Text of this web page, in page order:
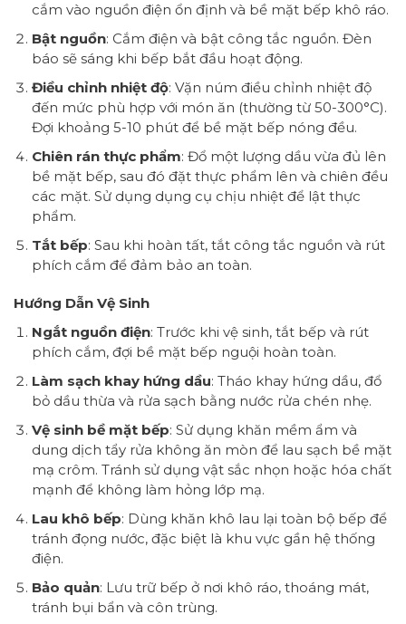
cắm vào nguồn điện ổn định và bề mặt bếp khô ráo.
Bật nguồn: Cắm điện và bật công tắc nguồn. Đèn
báo sẽ sáng khi bếp bắt đầu hoạt động.
Điều chỉnh nhiệt độ: Vặn núm điều chỉnh nhiệt độ
đến mức phù hợp với món ăn (thường từ 50-300°C).
Đợi khoảng 5-10 phút để bề mặt bếp nóng đều.
Chiên rán thực phẩm: Đổ một lượng dầu vừa đủ lên
bề mặt bếp, sau đó đặt thực phẩm lên và chiên đều
các mặt. Sử dụng dụng cụ chịu nhiệt để lật thực
phẩm.
Tắt bếp: Sau khi hoàn tất, tắt công tắc nguồn và rút
phích cắm để đảm bảo an toàn.
Hướng Dẫn Vệ Sinh
Ngắt nguồn điện: Trước khi vệ sinh, tắt bếp và rút
phích cắm, đợi bề mặt bếp nguội hoàn toàn.
Làm sạch khay hứng dầu: Tháo khay hứng dầu, đổ
bỏ dầu thừa và rửa sạch bằng nước rửa chén nhẹ.
Vệ sinh bề mặt bếp: Sử dụng khăn mềm ẩm và
dung dịch tẩy rửa không ăn mòn để lau sạch bề mặt
mạ crôm. Tránh sử dụng vật sắc nhọn hoặc hóa chất
mạnh để không làm hỏng lớp mạ.
Lau khô bếp: Dùng khăn khô lau lại toàn bộ bếp để
tránh đọng nước, đặc biệt là khu vực gần hệ thống
điện.
Bảo quản: Lưu trữ bếp ở nơi khô ráo, thoáng mát,
tránh bụi bẩn và côn trùng.